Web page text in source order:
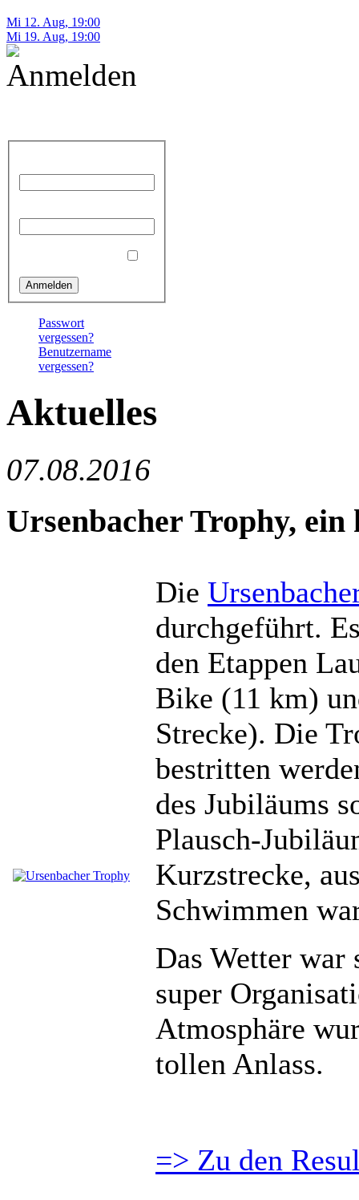
Mi 12. Aug, 19:00
Mi 19. Aug, 19:00
Passwort
vergessen?
Benutzername
vergessen?
Aktuelles
07.08.2016
Ursenbacher Trophy, ein
Die
durchgeführt.
den Etappen
Bike (11 km)
Strecke). Die
bestritten
des Jubiläums
Plausch-
Kurzstrecke,
Schwimmen
Das Wetter war
super
Atmosphäre
tollen Anlass.
=> Zu den